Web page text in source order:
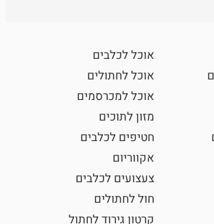
אוכל לכלבים
אוכל לחתולים
אוכל למכרסמים
מזון לתוכים
חטיפים לכלבים
אקווריום
צעצועים לכלבים
חול לחתולים
קרטון גירוד לחתול